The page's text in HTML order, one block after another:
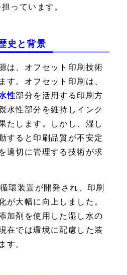
っています。
史と背景
は、オフセット印刷技術
す。オフセット印刷は、
性部分を活用する印刷方
水性部分を維持しインク
たします。しかし、湿し
すると印刷品質が不安定
適切に管理する技術が求
環装置が開発され、印刷
が大幅に向上しました。
加剤を使用した湿し水の
在では環境に配慮した装
す。